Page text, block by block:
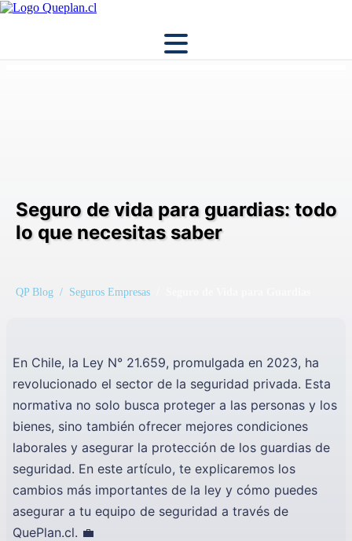
Seguro de vida para guardias: todo
lo que necesitas saber
QP Blog / Seguros Empresas
En Chile, la Ley N° 21.659, promulgada en 2023, ha
revolucionado el sector de la seguridad privada. Esta
normativa no solo busca proteger a las personas y los
bienes, sino también ofrecer mejores condiciones
laborales y asegurar la protección de los guardias de
seguridad. En este artículo, te explicaremos los
cambios más importantes de la ley y cómo puedes
asegurar a tu equipo de seguridad a través de
QuePlan.cl. 💼